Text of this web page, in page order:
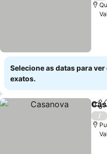
Selecione as datas para
exatos.
/